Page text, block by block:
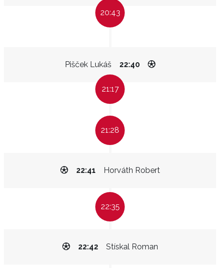
20:43
Pišček Lukáš 22:40
21:17
21:28
Horváth Robert
22:41
22:35
Stískal Roman
22:42